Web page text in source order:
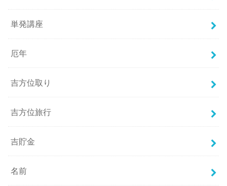
単発講座
厄年
吉方位取り
吉方位旅行
吉貯金
名前